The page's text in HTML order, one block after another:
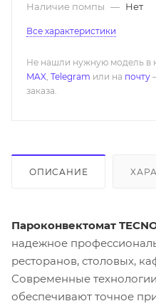
Наличие помпы — Нет
Все характеристики
Не нашли нужную модель в
MAX, Telegram или на почту
заказа.
ОПИСАНИЕ
Пароконвектомат
надежное
ресторанов, столовых,
Современные
обеспечивают точное